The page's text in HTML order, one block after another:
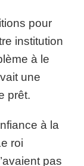
pour
institution
à le
une
prêt.
à la
roi
pas